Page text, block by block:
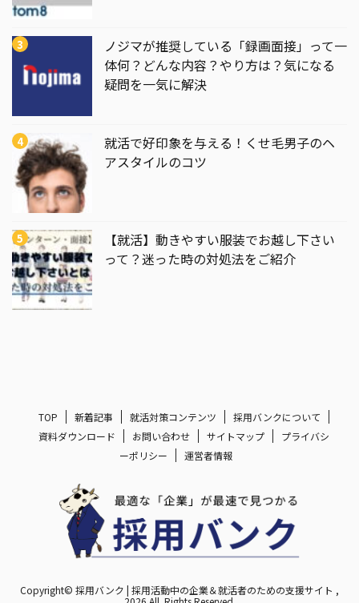
ノジマが推奨している「録画面接」って一
体何？どんな内容？やり方は？気になる
疑問を一気に解決
就活で好印象を与える！くせ毛男子のヘ
アスタイルのコツ
【就活】動きやすい服装でお越し下さい
って？迷った時の対処法をご紹介
TOP 新着記事 就活対策コンテンツ
採用バンクについて
資料ダウンロード
お問い合わせ サイトマップ
プライバシ
ーポリシー
運営者情報
Copyright© 採用バンク | 採用活動中の企業＆就活者のための支援サイト ,